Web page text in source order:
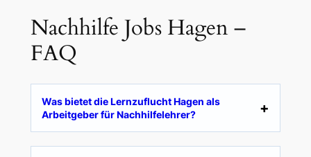
Nachhilfe Jobs Hagen –
FAQ
Was bietet die Lernzuflucht Hagen als
Arbeitgeber für Nachhilfelehrer?